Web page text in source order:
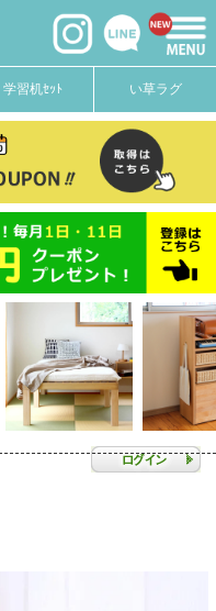
学習机ｾｯﾄ い草ラグ